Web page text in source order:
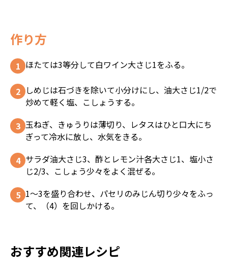
作り方
ほたては3等分して白ワイン大さじ1をふる。
しめじは石づきを除いて小分けにし、油大さじ1/2で
炒めて軽く塩、こしょうする。
玉ねぎ、きゅうりは薄切り、レタスはひと口大にち
ぎって冷水に放し、水気をきる。
サラダ油大さじ3、酢とレモン汁各大さじ1、塩小さ
じ2/3、こしょう少々をよく混ぜる。
1～3を盛り合わせ、パセリのみじん切り少々をふっ
て、（4）を回しかける。
おすすめ関連レシピ